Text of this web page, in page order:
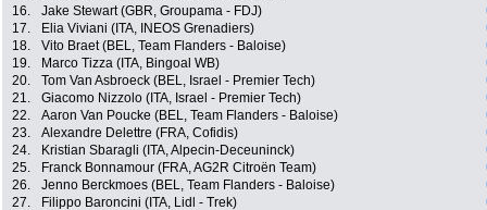
16.
Jake Stewart (GBR, Groupama - FDJ)
17.
Elia Viviani (ITA, INEOS Grenadiers)
18.
Vito Braet (BEL, Team Flanders - Baloise)
19.
Marco Tizza (ITA, Bingoal WB)
20.
Tom Van Asbroeck (BEL, Israel - Premier Tech)
21.
Giacomo Nizzolo (ITA, Israel - Premier Tech)
22.
Aaron Van Poucke (BEL, Team Flanders - Baloise)
23.
Alexandre Delettre (FRA, Cofidis)
24.
Kristian Sbaragli (ITA, Alpecin-Deceuninck)
25.
Franck Bonnamour (FRA, AG2R Citroën Team)
26.
Jenno Berckmoes (BEL, Team Flanders - Baloise)
27.
Filippo Baroncini (ITA, Lidl - Trek)